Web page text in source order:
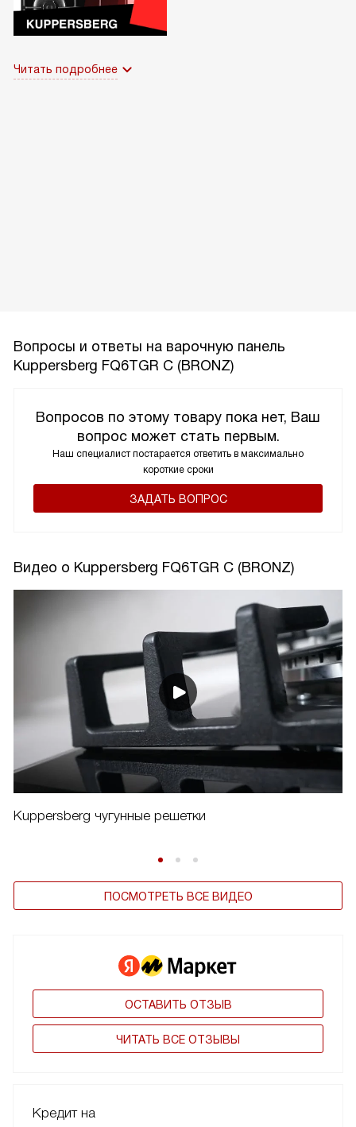
Читать подробнее
Вопросы и ответы на варочную панель
Kuppersberg FQ6TGR C (BRONZ)
Вопросов по этому товару пока нет, Ваш
вопрос может стать первым.
Наш специалист постарается ответить в максимально
короткие сроки
ЗАДАТЬ ВОПРОС
Видео о Kuppersberg FQ6TGR C (BRONZ)
Kuppersberg чугунные решетки
ПОСМОТРЕТЬ ВСЕ ВИДЕО
ОСТАВИТЬ ОТЗЫВ
ЧИТАТЬ ВСЕ ОТЗЫВЫ
Кредит на